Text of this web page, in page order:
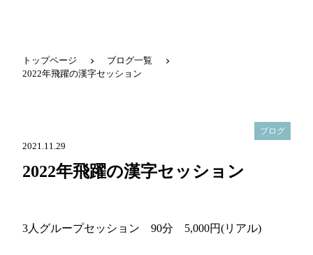
トップページ
ブログ一覧
2022年飛躍の漢字セッション
ブログ
2021.11.29
2022年飛躍の漢字セッション
3人グループセッション 90分 5,000円(リアル)